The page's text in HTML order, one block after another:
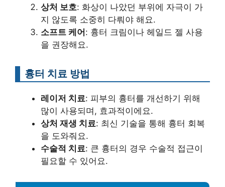
상처 보호: 화상이 나았던 부위에 자극이 가
지 않도록 소중히 다뤄야 해요.
소프트 케어: 흉터 크림이나 헤일드 젤 사용
을 권장해요.
흉터 치료 방법
레이저 치료: 피부의 흉터를 개선하기 위해
많이 사용되며, 효과적이에요.
상처 재생 치료: 최신 기술을 통해 흉터 회복
을 도와줘요.
수술적 치료: 큰 흉터의 경우 수술적 접근이
필요할 수 있어요.